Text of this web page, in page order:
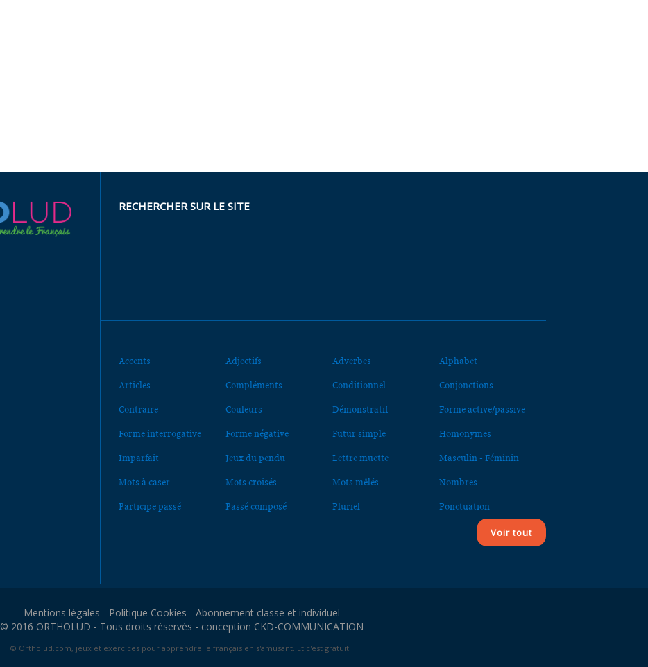
RECHERCHER SUR LE SITE
Accents Adjectifs Adverbes Alphabet
Articles Compléments Conditionnel Conjonctions
Contraire Couleurs Démonstratif Forme active/passive
Forme interrogative Forme négative Futur simple Homonymes
Imparfait Jeux du pendu Lettre muette Masculin - Féminin
Mots à caser Mots croisés Mots mêlés Nombres
Participe passé Passé composé Pluriel Ponctuation
Voir tout
Mentions légales - Politique Cookies - Abonnement classe et individuel
© 2016 ORTHOLUD - Tous droits réservés - conception CKD-COMMUNICATION
© Ortholud.com, jeux et exercices pour apprendre le français en s'amusant. Et c'est gratuit !